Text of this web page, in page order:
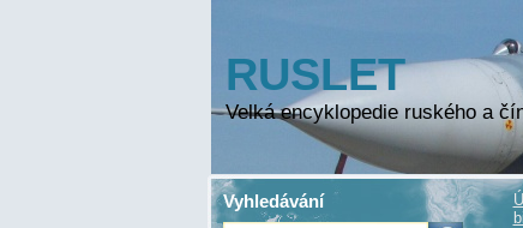
RUSLET
Velká encyklopedie ruského a
Vyhledávání